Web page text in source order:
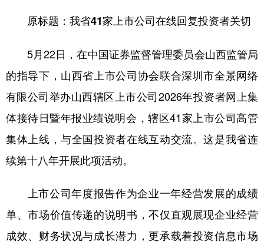
台湾 思客智库 全球连线 教育
文化 书画 健康 军事
访谈 视频 图片 政务
法律 中央文件 金融 汽车
食品 人居 信息化 数字经济
学术中国 乡村振兴
城市 旅游 能源 会展
彩票 娱乐 时尚 悦读
公益 一带一路 亚太网 上市公司
原标题：我省41家上市公司在线回复投资者关切
5月22日，在中国证券监督管理委员会山西监管局
的指导下，山西省上市公司协会联合深圳市全景网络
有限公司举办山西辖区上市公司2026年投资者网上集
体接待日暨年报业绩说明会，辖区41家上市公司高管
集体上线，与全国投资者在线互动交流。这是我省连
续第十八年开展此项活动。
上市公司年度报告作为企业一年经营发展的成绩
单、市场价值传递的说明书，不仅直观展现企业经营
成效、财务状况与成长潜力，更承载着投资信息市场